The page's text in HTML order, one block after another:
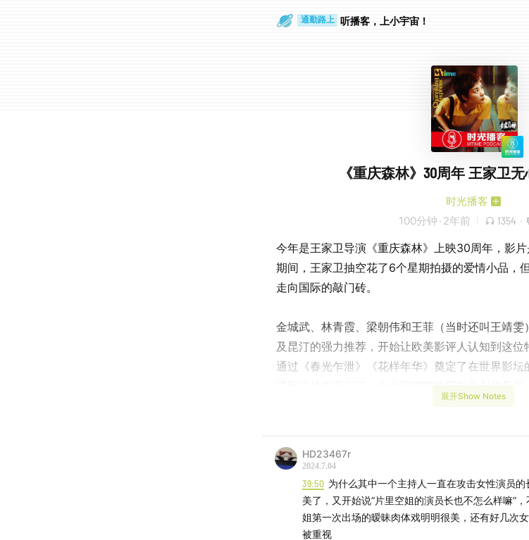
通勤路上 听播客，上小宇宙！
《重庆森林》30周年 王家卫
时光播客
100分钟 · 2年前 1354 ·
今年是王家卫导演《重庆森林》上映30周年，影
期间，王家卫抽空花了6个星期拍摄的爱情小品，
走向国际的敲门砖。
金城武、林青霞、梁朝伟和王菲（当时还叫王靖
及昆汀的强力推荐，开始让欧美影评人认知到这位
通过《春光乍泄》《花样年华》奠定了在世界影
【主持】
老羊 时光网主编
【嘉宾】
展开Show Notes
HD23467r
2024.7.04
39:50 为什么其中一个主持人一直在攻击女性演员
美了，又开始说“片里空姐的演员长也不怎么样嘛”
姐第一次出场的暧昧肉体戏明明很美，还有好几次
被重视